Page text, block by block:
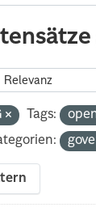
Tags: